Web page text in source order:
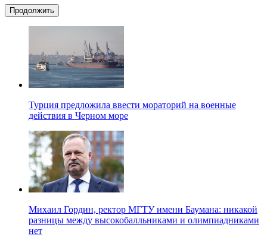
Продолжить
Турция предложила ввести мораторий на военные
действия в Черном море
Михаил Гордин, ректор МГТУ имени Баумана: никакой
разницы между высокобалльниками и олимпиадниками
нет